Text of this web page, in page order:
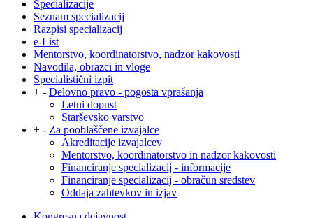
Specializacije
Seznam specializacij
Razpisi specializacij
e-List
Mentorstvo, koordinatorstvo, nadzor kakovosti
Navodila, obrazci in vloge
Specialistični izpit
+ - Delovno pravo - pogosta vprašanja
Letni dopust
Starševsko varstvo
+ - Za pooblaščene izvajalce
Akreditacije izvajalcev
Mentorstvo, koordinatorstvo in nadzor kakovosti
Financiranje specializacij - informacije
Financiranje specializacij - obračun sredstev
Oddaja zahtevkov in izjav